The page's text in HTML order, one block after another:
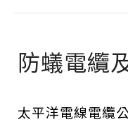
防蟻電纜
太平洋電線電纜